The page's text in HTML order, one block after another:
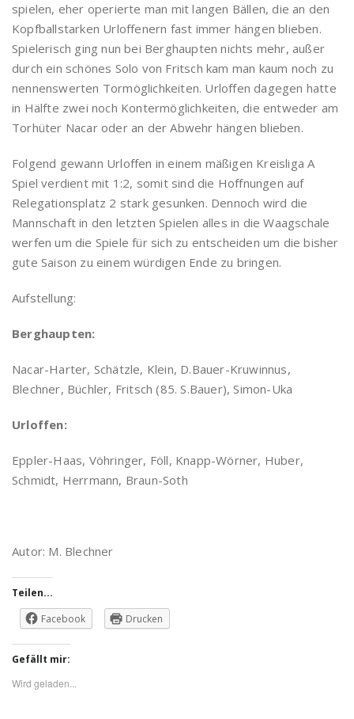
spielen, eher operierte man mit langen Bällen, die an den
Kopfballstarken Urloffenern fast immer hängen blieben.
Spielerisch ging nun bei Berghaupten nichts mehr, außer
durch ein schönes Solo von Fritsch kam man kaum noch zu
nennenswerten Tormöglichkeiten. Urloffen dagegen hatte
in Hälfte zwei noch Kontermöglichkeiten, die entweder am
Torhüter Nacar oder an der Abwehr hängen blieben.
Folgend gewann Urloffen in einem mäßigen Kreisliga A
Spiel verdient mit 1:2, somit sind die Hoffnungen auf
Relegationsplatz 2 stark gesunken. Dennoch wird die
Mannschaft in den letzten Spielen alles in die Waagschale
werfen um die Spiele für sich zu entscheiden um die bisher
gute Saison zu einem würdigen Ende zu bringen.
Aufstellung:
Berghaupten:
Nacar-Harter, Schätzle, Klein, D.Bauer-Kruwinnus,
Blechner, Büchler, Fritsch (85. S.Bauer), Simon-Uka
Urloffen:
Eppler-Haas, Vöhringer, Föll, Knapp-Wörner, Huber,
Schmidt, Herrmann, Braun-Soth
Autor: M. Blechner
Teilen...
Facebook
Drucken
Gefällt mir:
Wird geladen...